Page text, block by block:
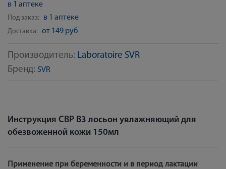
Производитель: Laboratoire SVR
Бренд: SVR
в 1 аптеке
Под заказ: в 1 аптеке
Доставка: от 149 руб
Инструкция СВР В3 лосьон увлажняющий для
обезвоженной кожи 150мл
Применение при беременности и в период лактации